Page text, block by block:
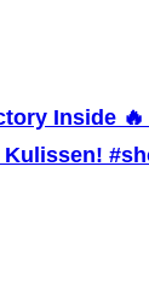
Inside
Kulissen!